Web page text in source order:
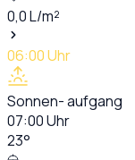
0,0L/m²
06:00Uhr
Sonnen- aufgang
07:00Uhr
23°